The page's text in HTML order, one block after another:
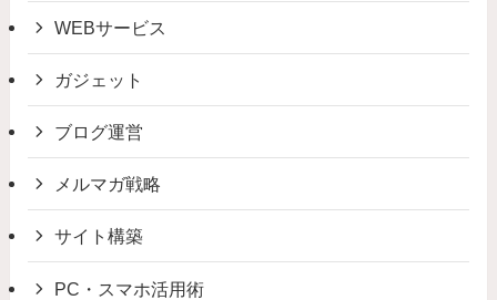
WEBサービス
ガジェット
ブログ運営
メルマガ戦略
サイト構築
PC・スマホ活用術